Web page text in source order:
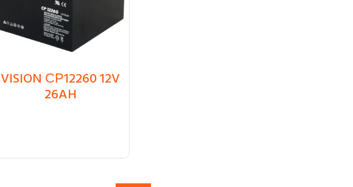
₸24 300
VISION СР12260 12V
26AH